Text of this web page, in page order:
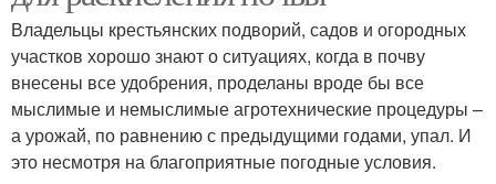
Владельцы крестьянских подворий, садов и огородных
участков хорошо знают о ситуациях, когда в почву
внесены все удобрения, проделаны вроде бы все
мыслимые и немыслимые агротехнические процедуры –
а урожай, по равнению с предыдущими годами, упал. И
это несмотря на благоприятные погодные условия.